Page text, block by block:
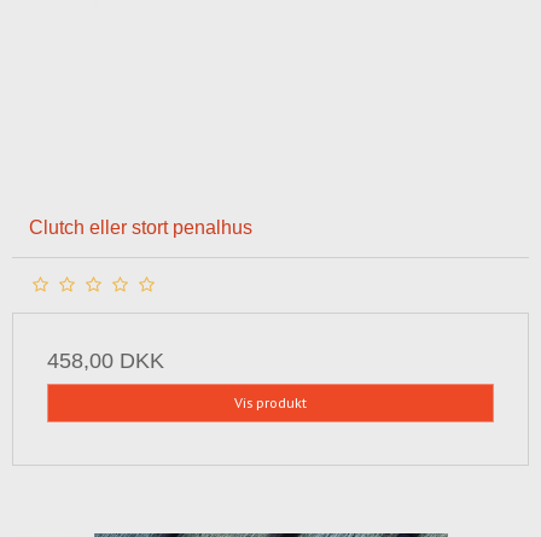
Clutch eller stort penalhus
458,00 DKK
Vis produkt